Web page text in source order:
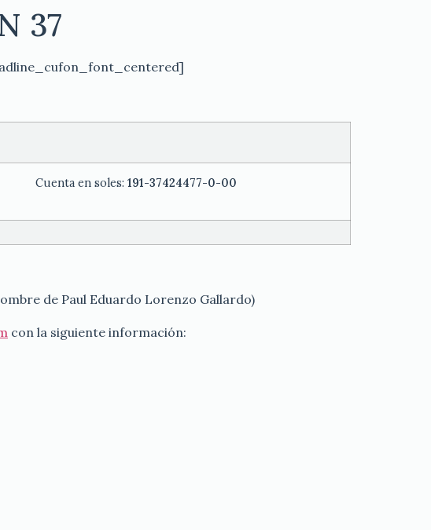
37
Cuenta en soles: 191-37424477-0-00
de Paul Eduardo Lorenzo Gallardo)
con la siguiente información: